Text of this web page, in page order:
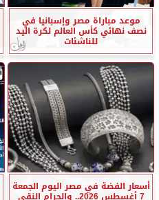
موعد مباراة مصر وإسبانيا في
نصف نهائي كأس العالم لكرة اليد
للناشئات
أسعار الفضة في مصر اليوم الجمعة
7 أغسطس 2026.. والجرام النقي